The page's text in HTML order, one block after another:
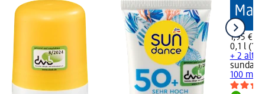
1,95 €
0,1 l
+ 2 altre
100 ml